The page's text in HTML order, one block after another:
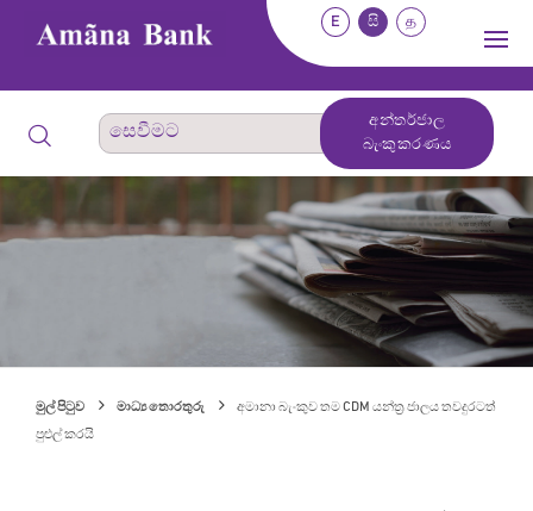
E සි த
අන්තර්ජාල
බැංකුකරණය
මුල් පිටුව මාධ්‍ය තොරතුරු අමානා බැංකුව තම CDM යන්ත්‍ර ජාලය තවදුරටත්
පුළුල් කරයි